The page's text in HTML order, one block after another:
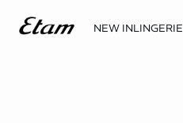
NEW INLINGERIE